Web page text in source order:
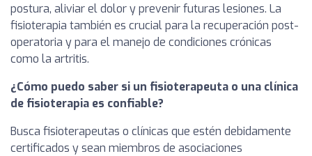
postura, aliviar el dolor y prevenir futuras lesiones. La
fisioterapia también es crucial para la recuperación post-
operatoria y para el manejo de condiciones crónicas
como la artritis.
¿Cómo puedo saber si un fisioterapeuta o una clínica
de fisioterapia es confiable?
Busca fisioterapeutas o clínicas que estén debidamente
certificados y sean miembros de asociaciones